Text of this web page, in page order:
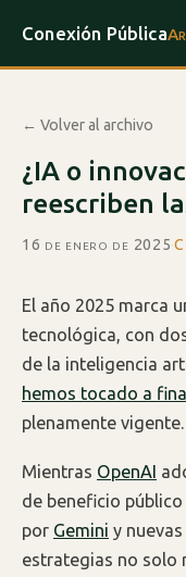
Conexión Pública
← Volver al archivo
¿IA o
reescriben
16 de enero de 2025·
El año 2025 marca
tecnológica, con
de la inteligencia
hemos tocado a
plenamente vigente.
Mientras OpenAI
de beneficio público
por Gemini y
estrategias no solo